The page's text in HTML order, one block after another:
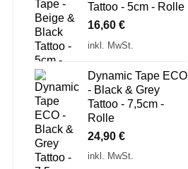
Tattoo - 5cm - Rolle
16,60 €
inkl. MwSt.
Dynamic Tape ECO
- Black & Grey
Tattoo - 7,5cm -
Rolle
24,90 €
inkl. MwSt.